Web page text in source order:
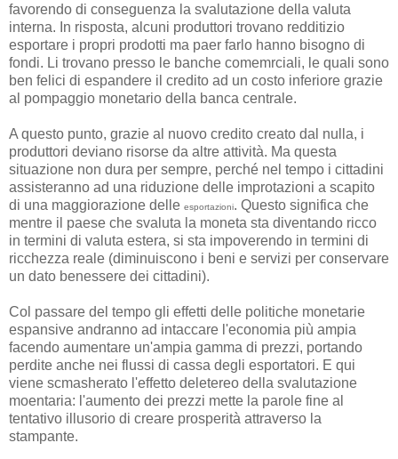
favorendo di conseguenza la svalutazione della valuta
interna. In risposta, alcuni produttori trovano redditizio
esportare i propri prodotti ma paer farlo hanno bisogno di
fondi. Li trovano presso le banche comemrciali, le quali sono
ben felici di espandere il credito ad un costo inferiore grazie
al pompaggio monetario della banca centrale.
A questo punto, grazie al nuovo credito creato dal nulla, i
produttori deviano risorse da altre attività. Ma questa
situazione non dura per sempre, perché nel tempo i cittadini
assisteranno ad una riduzione delle improtazioni a scapito
di una maggiorazione delle esportazioni. Questo significa che
mentre il paese che svaluta la moneta sta diventando ricco
in termini di valuta estera, si sta impoverendo in termini di
ricchezza reale (diminuiscono i beni e servizi per conservare
un dato benessere dei cittadini).
Col passare del tempo gli effetti delle politiche monetarie
espansive andranno ad intaccare l'economia più ampia
facendo aumentare un'ampia gamma di prezzi, portando
perdite anche nei flussi di cassa degli esportatori. E qui
viene scmasherato l'effetto deletereo della svalutazione
moentaria: l'aumento dei prezzi mette la parole fine al
tentativo illusorio di creare prosperità attraverso la
stampante.